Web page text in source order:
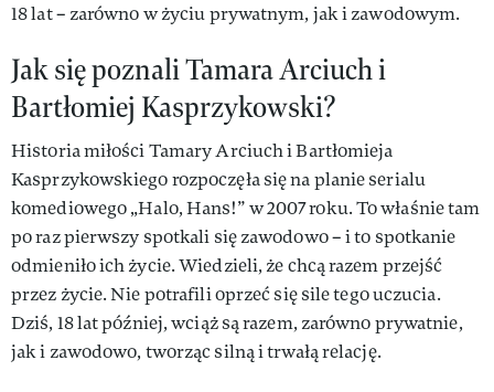
18 lat – zarówno w życiu prywatnym, jak i zawodowym.
Jak się poznali Tamara Arciuch i
Bartłomiej Kasprzykowski?
Historia miłości Tamary Arciuch i Bartłomieja
Kasprzykowskiego rozpoczęła się na planie serialu
komediowego „Halo, Hans!” w 2007 roku. To właśnie tam
po raz pierwszy spotkali się zawodowo – i to spotkanie
odmieniło ich życie. Wiedzieli, że chcą razem przejść
przez życie. Nie potrafili oprzeć się sile tego uczucia.
Dziś, 18 lat później, wciąż są razem, zarówno prywatnie,
jak i zawodowo, tworząc silną i trwałą relację.